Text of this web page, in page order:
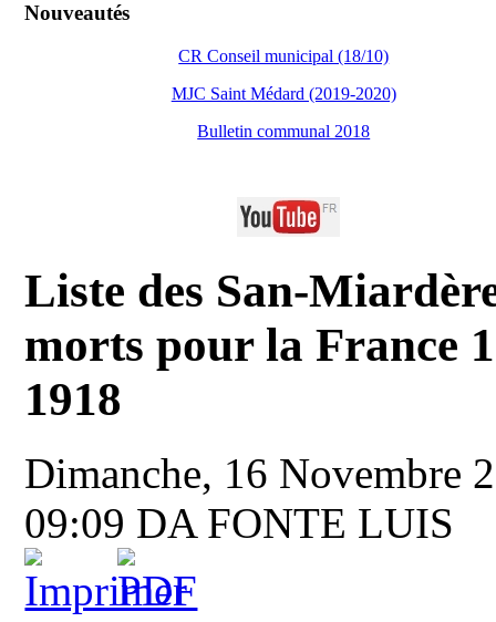
Nouveautés
CR Conseil municipal (18/10)
MJC Saint Médard (2019-2020)
Bulletin communal 2018
Liste des San-
morts pour la France
1918
Dimanche, 16 Novembre
09:09 DA FONTE LUIS